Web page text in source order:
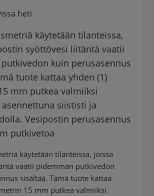
heti
käytetään tilanteissa,
syöttövesi liitäntä vaatii
kuin perusasennus
tuote kattaa yhden (1)
mm putkea valmiiksi
siististi ja
Vesipostin perusasennus
putkivetoa
käytetään tilanteissa, joissa
vaatii pidemmän putkivedon
sisältää. Tämä tuote kattaa
15 mm putkea valmiiksi